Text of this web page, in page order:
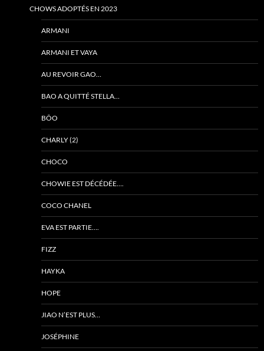
CHOWS ADOPTÉS EN 2023
ARMANI
ARMANI ET VAYA
AU REVOIR GAO…
BAO A QUITTÉ STELLA…
BÔO
CHARLY (2)
CHOCO
CHOWIE EST DÉCÉDÉE….
COCO CHANEL
EVA EST PARTIE….
FIZZ
HAYKA
HOPE
JIAO N’EST PLUS…
JOSÉPHINE